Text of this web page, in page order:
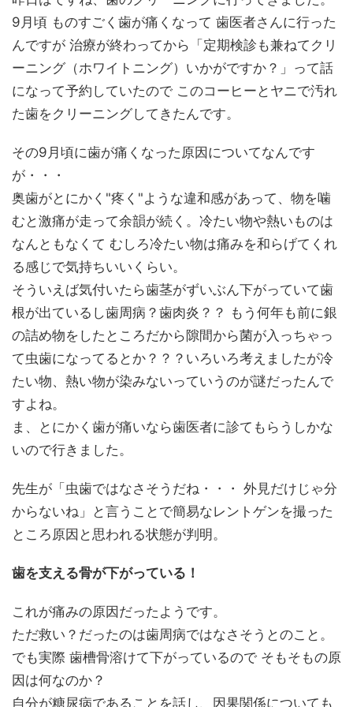
9月頃 ものすごく歯が痛くなって 歯医者さんに行った
んですが 治療が終わってから「定期検診も兼ねてクリ
ーニング（ホワイトニング）いかがですか？」って話
になって予約していたので このコーヒーとヤニで汚れ
た歯をクリーニングしてきたんです。
その9月頃に歯が痛くなった原因についてなんです
が・・・
奥歯がとにかく"疼く"ような違和感があって、物を噛
むと激痛が走って余韻が続く。冷たい物や熱いものは
なんともなくて むしろ冷たい物は痛みを和らげてくれ
る感じで気持ちいいくらい。
そういえば気付いたら歯茎がずいぶん下がっていて歯
根が出ているし歯周病？歯肉炎？？ もう何年も前に銀
の詰め物をしたところだから隙間から菌が入っちゃっ
て虫歯になってるとか？？？いろいろ考えましたが冷
たい物、熱い物が染みないっていうのが謎だったんで
すよね。
ま、とにかく歯が痛いなら歯医者に診てもらうしかな
いので行きました。
先生が「虫歯ではなさそうだね・・・ 外見だけじゃ分
からないね」と言うことで簡易なレントゲンを撮った
ところ原因と思われる状態が判明。
歯を支える骨が下がっている！
これが痛みの原因だったようです。
ただ救い？だったのは歯周病ではなさそうとのこと。
でも実際 歯槽骨溶けて下がっているので そもそもの原
因は何なのか？
自分が糖尿病であることを話し、因果関係についても